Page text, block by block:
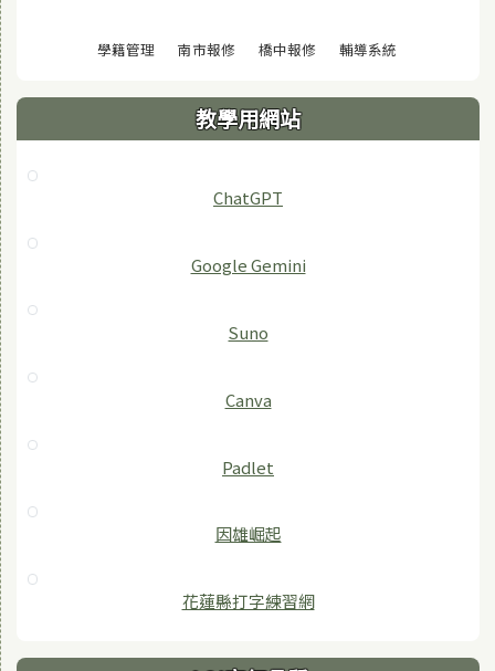
學籍管理(另開視窗)
南市報修(另開視窗)
橋中報修(另開視窗)
輔導系統(另開視窗)
教學用網站
ChatGPT
‎Google Gemini
Suno
Canva
Padlet
因雄崛起
花蓮縣打字練習網